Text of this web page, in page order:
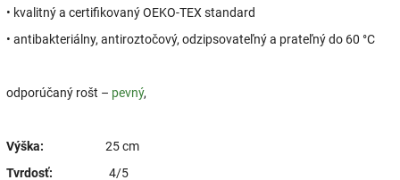
• kvalitný a certifikovaný OEKO-TEX standard
• antibakteriálny, antiroztočový, odzipsovateľný a prateľný do 60 °C
odporúčaný rošt – pevný,
Výška:
25 cm
Tvrdosť: 4/5